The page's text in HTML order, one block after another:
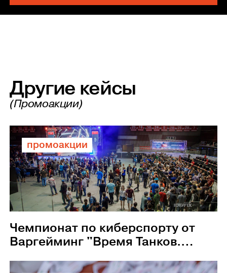
Другие кейсы
(Промоакции)
промоакции
Чемпионат по киберспорту от
Варгейминг "Время Танков.